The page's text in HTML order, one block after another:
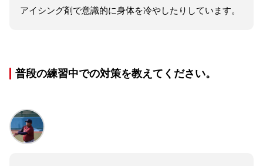
アイシング剤で意識的に身体を冷やしたりしています。
普段の練習中での対策を教えてください。